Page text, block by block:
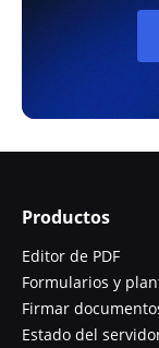
Productos
Editor de PDF
Formularios y
Firmar
Estado del